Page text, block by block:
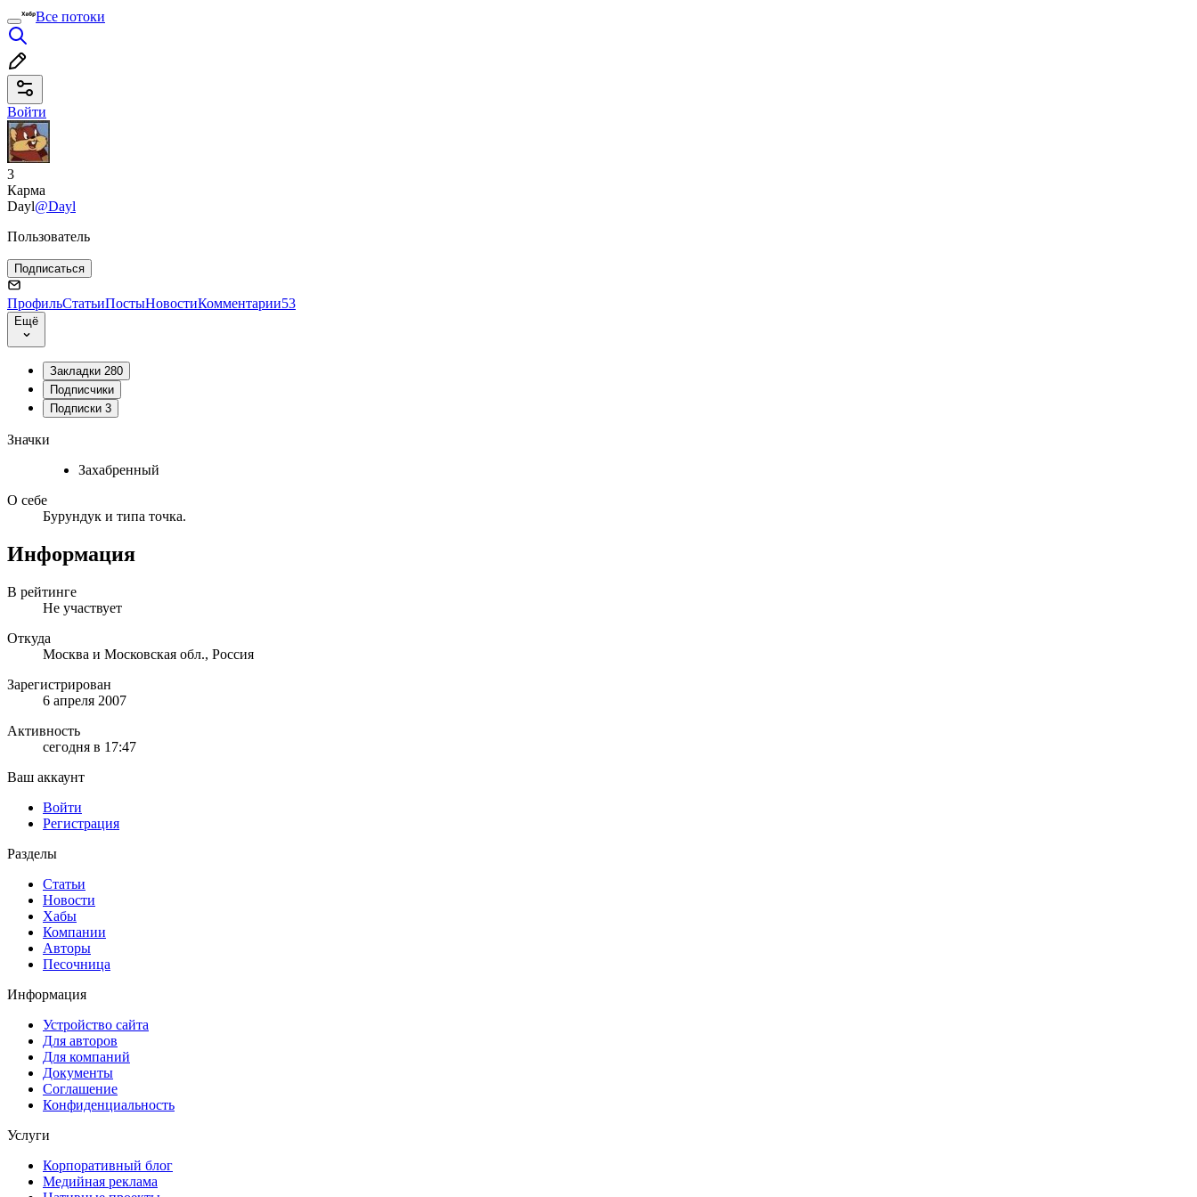
Все потоки
Войти
3
Карма
Dayl@Dayl
Пользователь
Подписаться
ПрофильСтатьиПостыНовостиКомментарии53
Ещё
Закладки 280
Подписчики
Подписки 3
Значки
Захабренный
О себе
Бурундук и типа точка.
Информация
В рейтинге
Не участвует
Откуда
Москва и Московская обл., Россия
Зарегистрирован
6 апреля 2007
Активность
сегодня в 17:47
Ваш аккаунт
Войти
Регистрация
Разделы
Статьи
Новости
Хабы
Компании
Авторы
Песочница
Информация
Устройство сайта
Для авторов
Для компаний
Документы
Соглашение
Конфиденциальность
Услуги
Корпоративный блог
Медийная реклама